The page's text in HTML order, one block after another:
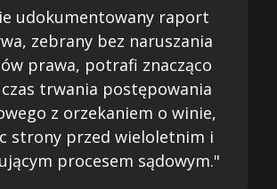
udokumentowany raport
zebrany bez naruszania
prawa, potrafi znacząco
trwania postępowania
z orzekaniem o winie,
strony przed wieloletnim i
procesem sądowym."